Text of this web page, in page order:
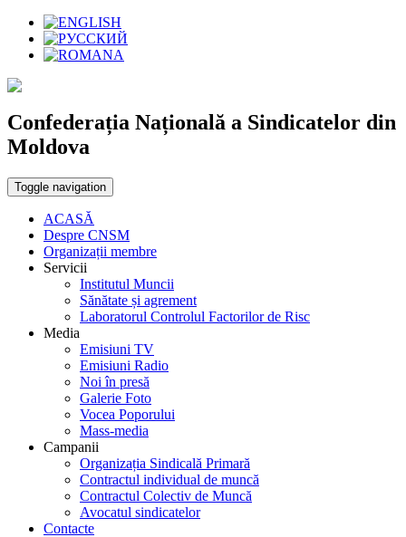
Confederația Națională a Sindicatelor din
Moldova
Toggle navigation
ACASĂ
Despre CNSM
Organizații membre
Servicii
Institutul Muncii
Sănătate și agrement
Laboratorul Controlul Factorilor de Risc
Media
Emisiuni TV
Emisiuni Radio
Noi în presă
Galerie Foto
Vocea Poporului
Mass-media
Campanii
Organizația Sindicală Primară
Contractul individual de muncă
Contractul Colectiv de Muncă
Avocatul sindicatelor
Contacte